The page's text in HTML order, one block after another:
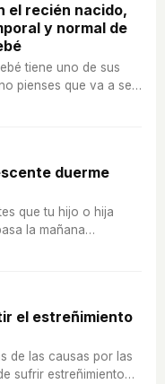
el recién nacido,
y normal de
tiene uno de sus
pienses que va a ser
todavía no tiene fuerza
duerme
que tu hijo o hija
la mañana
es pereza, en
el estreñimiento
de las causas por las
sufrir estreñimiento